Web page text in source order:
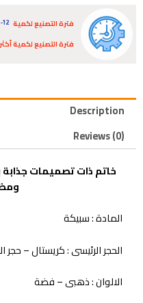
فترة التصنيع لكمية 12
فترة التصنيع لكمية
Description
Reviews (0)
خاتم ذات تصميمات
المادة : سبيكة
الحجر الرئيسى : كريستال – حجر
الالوان : ذهبى – فضة